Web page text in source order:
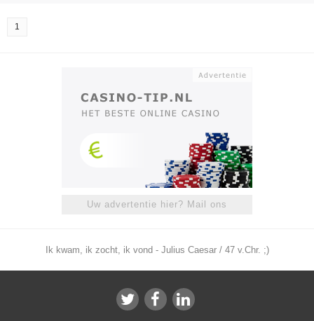
1
Uw advertentie hier? Mail ons
Ik kwam, ik zocht, ik vond - Julius Caesar / 47 v.Chr. ;)